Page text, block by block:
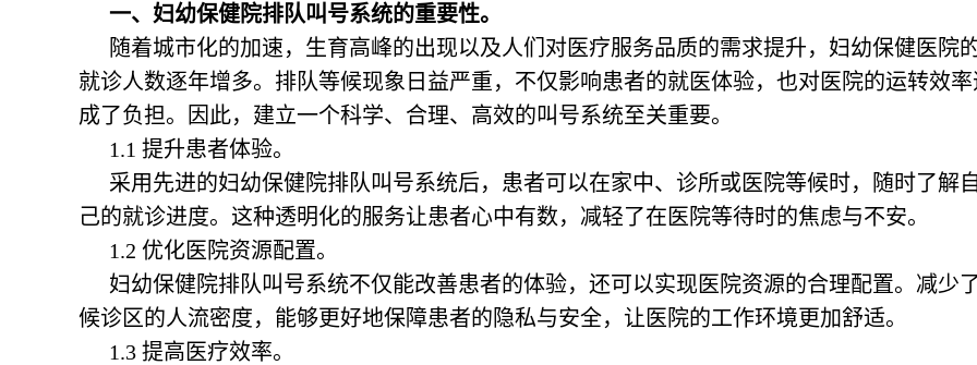
一、妇幼保健院排队叫号系统的重要性。
随着城市化的加速，生育高峰的出现以及人们对医疗服务品质的需求提升，妇幼保健医院
就诊人数逐年增多。排队等候现象日益严重，不仅影响患者的就医体验，也对医院的运转效率
成了负担。因此，建立一个科学、合理、高效的叫号系统至关重要。
1.1 提升患者体验。
采用先进的妇幼保健院排队叫号系统后，患者可以在家中、诊所或医院等候时，随时了解
己的就诊进度。这种透明化的服务让患者心中有数，减轻了在医院等待时的焦虑与不安。
1.2 优化医院资源配置。
妇幼保健院排队叫号系统不仅能改善患者的体验，还可以实现医院资源的合理配置。减少
候诊区的人流密度，能够更好地保障患者的隐私与安全，让医院的工作环境更加舒适。
1.3 提高医疗效率。